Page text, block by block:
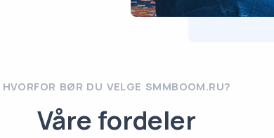
HVORFOR BØR DU VELGE SMMBOOM.RU?
Våre fordeler